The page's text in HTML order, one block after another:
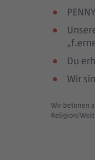
Du
Wir
Wir betonen
Religion/